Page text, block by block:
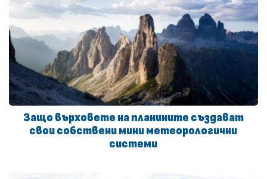
Защо върховете на планините създават
свои собствени мини метеорологични
системи